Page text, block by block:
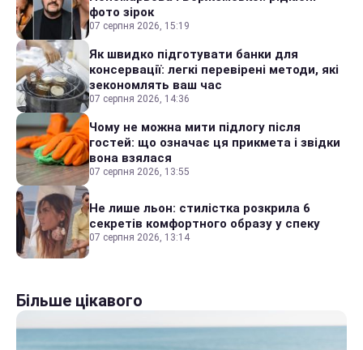
фото зірок
07 серпня 2026, 15:19
Як швидко підготувати банки для
консервації: легкі перевірені методи, які
зекономлять ваш час
07 серпня 2026, 14:36
Чому не можна мити підлогу після
гостей: що означає ця прикмета і звідки
вона взялася
07 серпня 2026, 13:55
Не лише льон: стилістка розкрила 6
секретів комфортного образу у спеку
07 серпня 2026, 13:14
Більше цікавого